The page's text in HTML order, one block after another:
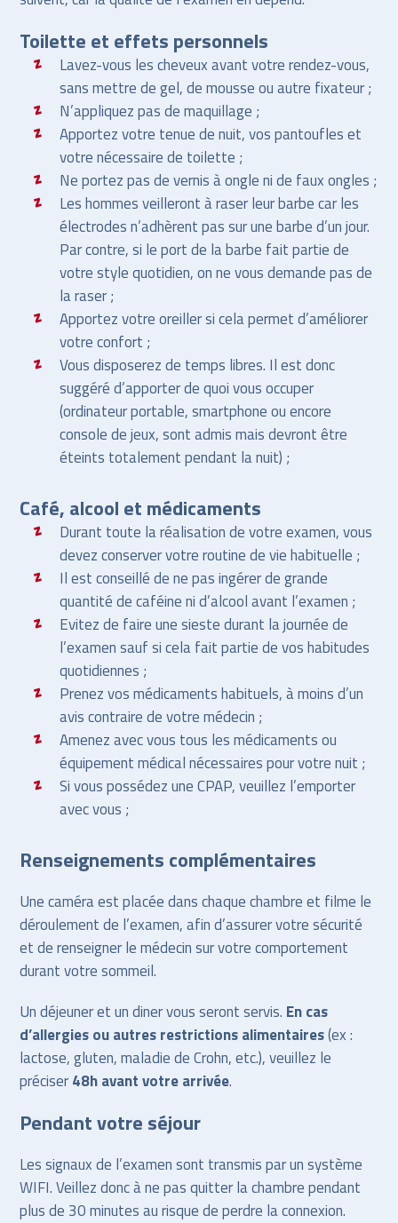
Toilette et effets personnels
Lavez-vous les cheveux avant votre rendez-vous,
sans mettre de gel, de mousse ou autre fixateur ;
N’appliquez pas de maquillage ;
Apportez votre tenue de nuit, vos pantoufles et
votre nécessaire de toilette ;
Ne portez pas de vernis à ongle ni de faux ongles ;
Les hommes veilleront à raser leur barbe car les
électrodes n’adhèrent pas sur une barbe d’un jour.
Par contre, si le port de la barbe fait partie de
votre style quotidien, on ne vous demande pas de
la raser ;
Apportez votre oreiller si cela permet d’améliorer
votre confort ;
Vous disposerez de temps libres. Il est donc
suggéré d’apporter de quoi vous occuper
(ordinateur portable, smartphone ou encore
console de jeux, sont admis mais devront être
éteints totalement pendant la nuit) ;
Café, alcool et médicaments
Durant toute la réalisation de votre examen, vous
devez conserver votre routine de vie habituelle ;
Il est conseillé de ne pas ingérer de grande
quantité de caféine ni d’alcool avant l’examen ;
Evitez de faire une sieste durant la journée de
l’examen sauf si cela fait partie de vos habitudes
quotidiennes ;
Prenez vos médicaments habituels, à moins d’un
avis contraire de votre médecin ;
Amenez avec vous tous les médicaments ou
équipement médical nécessaires pour votre nuit ;
Si vous possédez une CPAP, veuillez l’emporter
avec vous ;
Renseignements complémentaires
Une caméra est placée dans chaque chambre et filme le
déroulement de l’examen, afin d’assurer votre sécurité
et de renseigner le médecin sur votre comportement
durant votre sommeil.
Un déjeuner et un diner vous seront servis. En cas
d’allergies ou autres restrictions alimentaires(ex :
lactose, gluten, maladie de Crohn, etc.), veuillez le
préciser48h avant votre arrivée.
Pendant votre séjour
Les signaux de l’examen sont transmis par un système
WIFI. Veillez donc à ne pas quitter la chambre pendant
plus de 30 minutes au risque de perdre la connexion.